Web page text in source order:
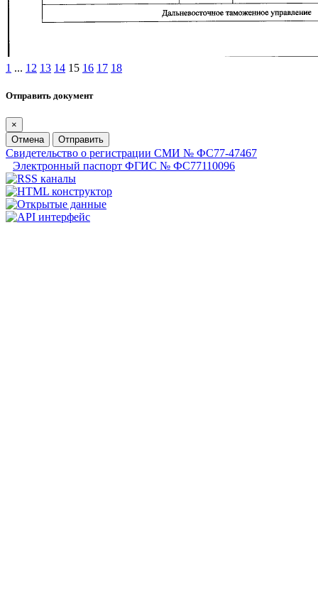
1 ... 12 13 14 15 16 17 18
Отправить документ
×
Отмена
Отправить
Свидетельство о регистрации СМИ № ФС77-47467
Электронный паспорт ФГИС № ФС77110096